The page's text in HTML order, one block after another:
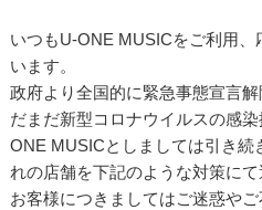
いつもU-ONE MUSICをご利用
います。
政府より全国的に緊急事態宣言
だまだ新型コロナウイルスの感
ONE MUSICとしましては引き続
れの店舗を下記のような対策にて
お客様につきましてはご迷惑や